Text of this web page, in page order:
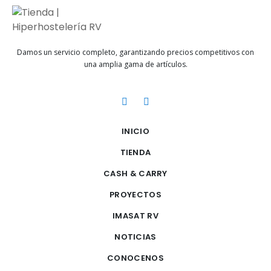
Damos un servicio completo, garantizando precios competitivos con
una amplia gama de artículos.
INICIO
TIENDA
CASH & CARRY
PROYECTOS
IMASAT RV
NOTICIAS
CONOCENOS